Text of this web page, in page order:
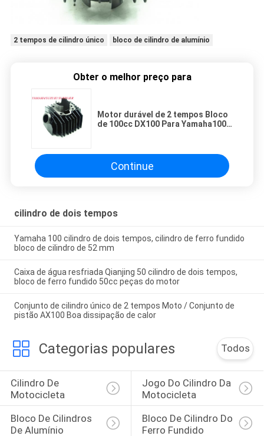
2 tempos de cilindro único bloco de cilindro de alumínio
Obter o melhor preço para
Motor durável de 2 tempos Bloco
de 100cc DX100 Para Yamaha100
Continue
cilindro de dois tempos
Yamaha 100 cilindro de dois tempos, cilindro de ferro fundido
bloco de cilindro de 52 mm
Caixa de água resfriada Qianjing 50 cilindro de dois tempos,
bloco de ferro fundido 50cc peças do motor
Conjunto de cilindro único de 2 tempos Moto / Conjunto de
pistão AX100 Boa dissipação de calor
Categorias populares Todos
Cilindro De
Motocicleta
Jogo Do Cilindro Da
Motocicleta
Bloco De Cilindros
De Alumínio
Bloco De Cilindro Do
Ferro Fundido